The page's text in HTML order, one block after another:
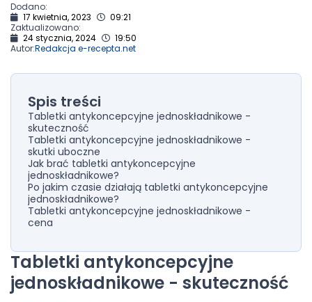
Dodano:
17 kwietnia, 2023
09:21
Zaktualizowano:
24 stycznia, 2024
19:50
Autor:Redakcja e-recepta.net
Spis treści
Tabletki antykoncepcyjne jednoskładnikowe -
skuteczność
Tabletki antykoncepcyjne jednoskładnikowe -
skutki uboczne
Jak brać tabletki antykoncepcyjne
jednoskładnikowe?
Po jakim czasie działają tabletki antykoncepcyjne
jednoskładnikowe?
Tabletki antykoncepcyjne jednoskładnikowe -
cena
Tabletki antykoncepcyjne
jednoskładnikowe - skuteczność